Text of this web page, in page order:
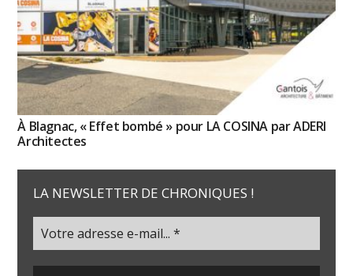
À Blagnac, « Effet bombé » pour LA COSINA par ADERI
Architectes
LA NEWSLETTER DE CHRONIQUES !